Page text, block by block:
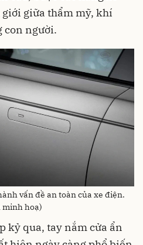
giữa thẩm mỹ, khí
con người.
vấn đề an toàn của xe điện.
minh hoạ)
kỷ qua, tay nắm cửa ẩn